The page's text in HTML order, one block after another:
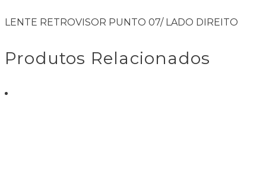
LENTE RETROVISOR PUNTO 07/ LADO DIREITO
Produtos Relacionados